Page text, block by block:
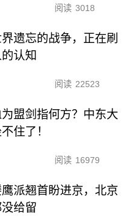
阅读 3018
遗忘的战争，正在刷
认知
阅读 22523
盟剑指何方？中东大
住了！
阅读 16979
派翘首盼进京，北京
给留